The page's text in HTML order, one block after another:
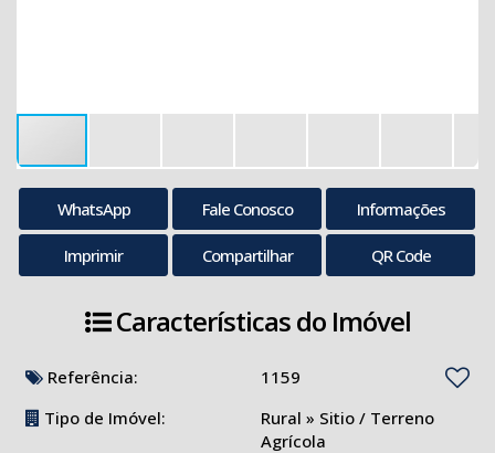
WhatsApp Fale Conosco Informações
Imprimir Compartilhar QR Code
Características do Imóvel
Referência:
1159
Tipo de Imóvel:
Rural » Sitio / Terreno
Agrícola